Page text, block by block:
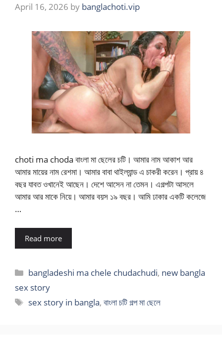
April 16, 2026 by banglachoti.vip
choti ma choda বাংলা মা ছেলের চটি। আমার নাম আকাশ আর
আমার মায়ের নাম রেশমা। আমার বাবা থাইল্যান্ড এ চাকরী করেন। প্রায় ৪
বছর যাবত ওখানেই আছেন। দেশে আসেন না তেমন। এগল্পটা আসলে
আমার আর মাকে নিয়ে। আমার বয়স ১৯ বছর। আমি ঢাকার একটি কলেজে
…
Read more
Categories
bangladeshi ma chele chudachudi, new bangla
sex story
Tags
sex story in bangla,বাংলা চটি গল্প মা ছেলে